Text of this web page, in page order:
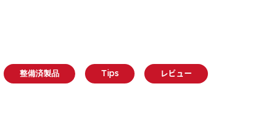
整備済製品 Tips レビュー